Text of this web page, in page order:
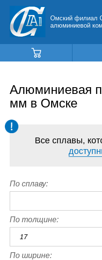
Омский филиал
алюминиевой
Алюминиевая
мм в Омске
Все сплавы,
По сплаву:
По толщине:
17
По ширине: